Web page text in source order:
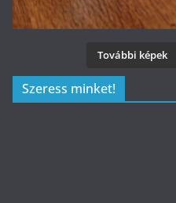
További képek
Szeress minket!